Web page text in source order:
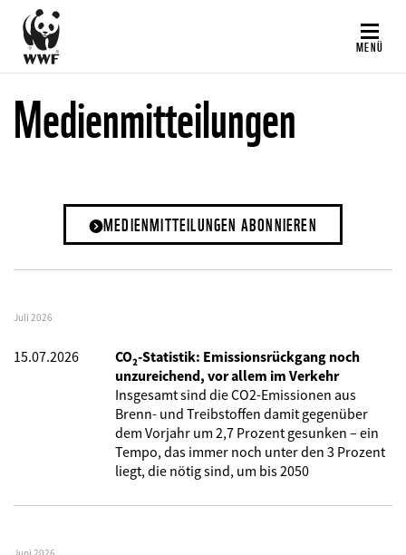
Direkt
zum
Inhalt
MENÜ
Medienmitteilungen
MEDIENMITTEILUNGEN ABONNIEREN
Juli 2026
15.07.2026
CO₂-Statistik: Emissionsrückgang noch
unzureichend, vor allem im Verkehr
Insgesamt sind die CO2-Emissionen aus
Brenn- und Treibstoffen damit gegenüber
dem Vorjahr um 2,7 Prozent gesunken – ein
Tempo, das immer noch unter den 3 Prozent
liegt, die nötig sind, um bis 2050